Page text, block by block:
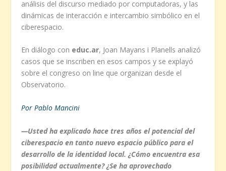
análisis del discurso mediado por computadoras, y las
dinámicas de interacción e intercambio simbólico en el
ciberespacio.
En diálogo con educ.ar, Joan Mayans i Planells analizó
casos que se inscriben en esos campos y se explayó
sobre el congreso on line que organizan desde el
Observatorio.
Por Pablo Mancini
—Usted ha explicado hace tres años el potencial del
ciberespacio en tanto nuevo espacio público para el
desarrollo de la identidad local. ¿Cómo encuentra esa
posibilidad actualmente? ¿Se ha aprovechado